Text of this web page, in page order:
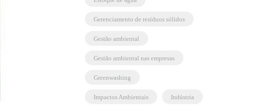
gerenciamento de resíduos sólidos
gestão ambiental
gestão ambiental nas empresas
greenwashing
Impactos Ambientais indústria